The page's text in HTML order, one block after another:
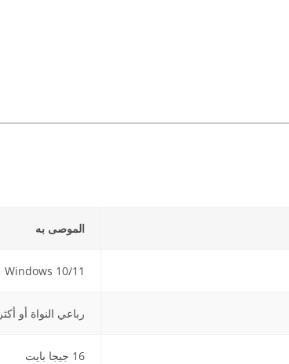
الموصى به
Windows 10/11
رباعي النواة أو أكثر
16 جيجا بايت